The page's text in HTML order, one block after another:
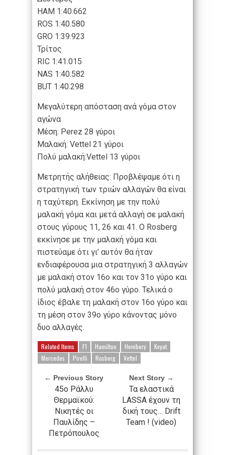
HAM 1:40.662
ROS 1:40.580
GRO 1:39.923
Τρίτος
RIC 1:41.015
NAS 1:40.582
BUT 1:40.298
Μεγαλύτερη απόσταση ανά γόμα στον
αγώνα
Mέση: ​Perez ​28 γύροι
Μαλακή: ​Vettel​ 21 γύροι​
Πολύ μαλακή:​Vettel ​13 γύροι
Μετρητής αλήθειας: Προβλέψαμε ότι η
στρατηγική των τριών αλλαγών θα είναι
η ταχύτερη. Εκκίνηση με την πολύ
μαλακή γόμα και μετά αλλαγή σε μαλακή
στους γύρους 11, 26 και 41. Ο Rosberg
εκκίνησε με την μαλακή γόμα και
πιστεύαμε ότι γι’ αυτόν θα ήταν
ενδιαφέρουσα μια στρατηγική 3 αλλαγών
με μαλακή στον 16ο και τον 31ο γύρο και
πολύ μαλακή στον 46ο γύρο. Τελικά ο
ίδιος έβαλε τη μαλακή στον 16ο γύρο και
τη μέση στον 39ο γύρο κάνοντας μόνο
δυο αλλαγές.
Related Items F1 Hamilton Hembery
Kvyat
Mercedes
Pirelli Rosberg Vettel
← Previous Story
45ο Ράλλυ
Θερμαϊκού:
Νικητές οι
Παυλίδης –
Πετρόπουλος
Next Story →
Τα ελαστικά
LASSA έχουν τη
δική τους… Drift
Team ! (video)